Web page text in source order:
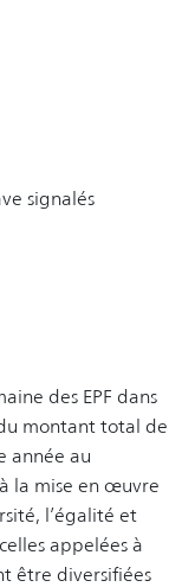
signalés
des EPF dans
montant total de
année au
la mise en œuvre
l’égalité et
appelées à
être diversifiées